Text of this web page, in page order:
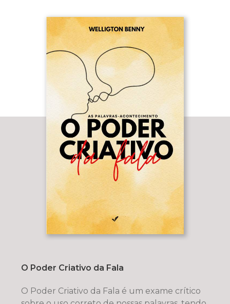
O Poder Criativo da Fala
O Poder Criativo da Fala é um exame crítico